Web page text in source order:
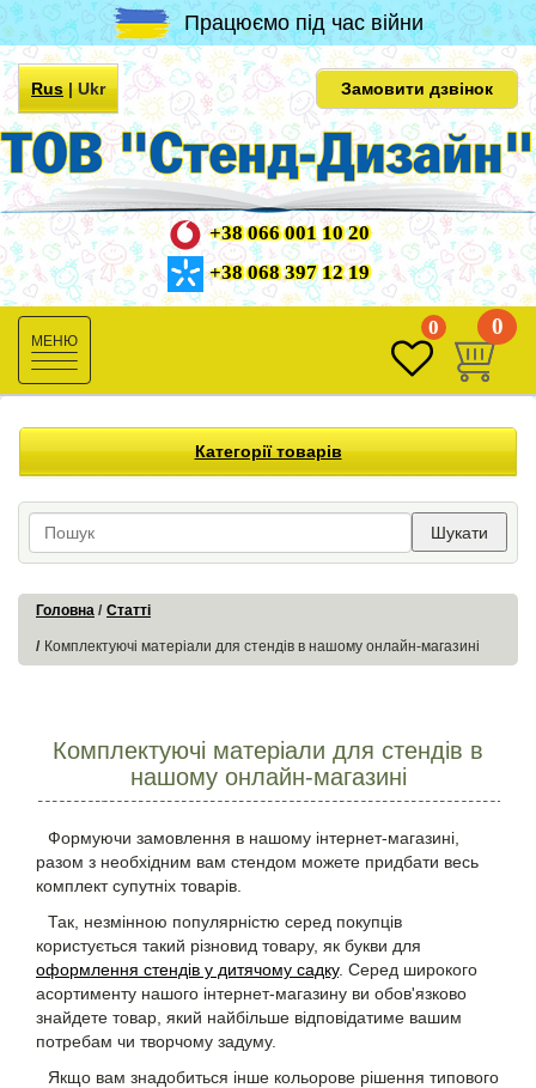
Працюємо під час війни
Rus|Ukr Замовити дзвінок
+38 066 001 10 20
+38 068 397 12 19
Toggle
navigation
0 0
Категорії товарів
Шукати
Головна Статті
Комплектуючі матеріали для стендів в нашому онлайн-магазині
Комплектуючі матеріали для стендів в
нашому онлайн-магазині
Формуючи замовлення в нашому інтернет-магазині,
разом з необхідним вам стендом можете придбати весь
комплект супутніх товарів.
Так, незмінною популярністю серед покупців
користується такий різновид товару, як букви для
оформлення стендів у дитячому садку. Серед широкого
асортименту нашого інтернет-магазину ви обов'язково
знайдете товар, який найбільше відповідатиме вашим
потребам чи творчому задуму.
Якщо вам знадобиться інше кольорове рішення типового